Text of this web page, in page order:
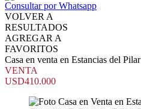
Consultar por Whatsapp
VOLVER A
RESULTADOS
AGREGAR A
FAVORITOS
Casa en venta en Estancias del Pilar
VENTA
USD410.000